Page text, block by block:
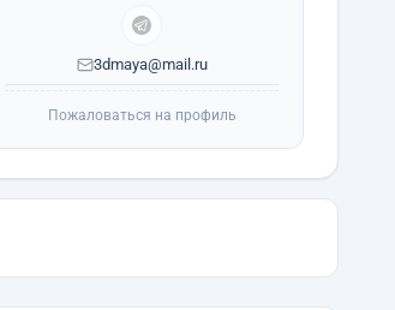
3dmaya@mail.ru
Пожаловаться на профиль